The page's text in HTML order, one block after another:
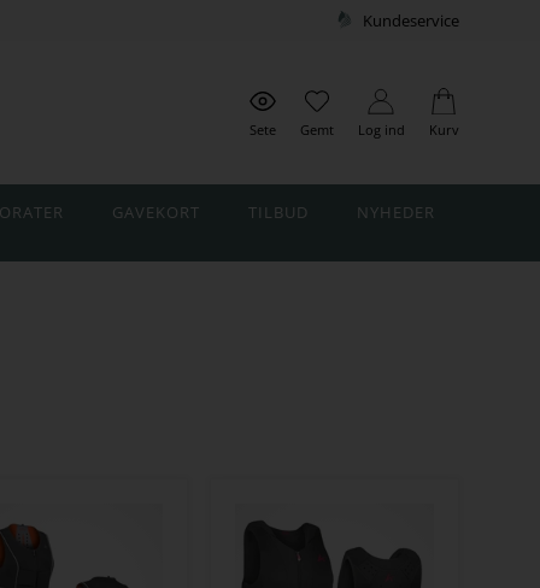
Kundeservice
Sete Gemt Log ind Kurv
GAVEKORT TILBUD NYHEDER